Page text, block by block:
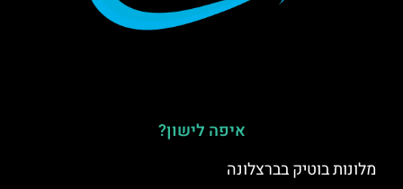
איפה לישון?
מלונות בוטיק בברצלונה